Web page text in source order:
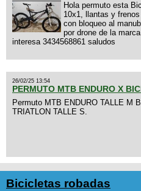
Hola permuto esta
10x1, llantas y
con bloqueo al
por drone de la
interesa 3434568861 saludos
26/02/25 13:54
PERMUTO MTB ENDURO X
Permuto MTB ENDURO TALLE M
TRIATLON TALLE S.
Bicicletas robadas